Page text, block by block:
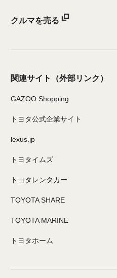
クルマを売る
関連サイト （外部リンク）
GAZOO Shopping
トヨタ公式企業サイト
lexus.jp
トヨタイムズ
トヨタレンタカー
TOYOTA SHARE
TOYOTA MARINE
トヨタホーム